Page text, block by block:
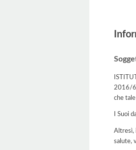
2016/
che
I Suoi
Altresì,
salute,